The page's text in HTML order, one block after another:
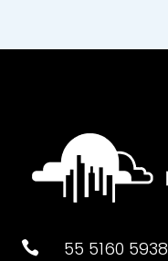
 55 5160 5938